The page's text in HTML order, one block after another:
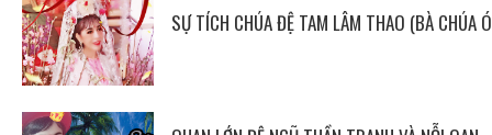
SỰ TÍCH CHÚA ĐỆ TAM LÂM THAO (BÀ CHÚA